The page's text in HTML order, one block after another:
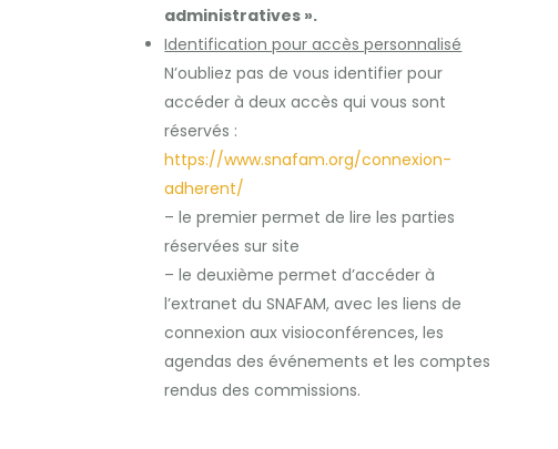
administratives ».
Identification pour accès personnalisé
N’oubliez pas de vous identifier pour
accéder à deux accès qui vous sont
réservés :
https://www.snafam.org/connexion-
adherent/
– le premier permet de lire les parties
réservées sur site
– le deuxième permet d’accéder à
l’extranet du SNAFAM, avec les liens de
connexion aux visioconférences, les
agendas des événements et les comptes
rendus des commissions.